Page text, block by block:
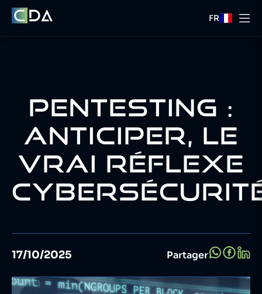
FR
PENTESTING :
ANTICIPER, LE
VRAI RÉFLEXE
17/10/2025 Partager